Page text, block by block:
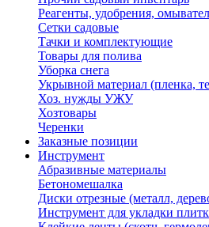
Реагенты, удобрения,
Сетки садовые
Тачки и комплектующие
Товары для полива
Уборка снега
Укрывной материал (пленка,
Хоз. нужды УЖУ
Хозтовары
Черенки
Заказные позиции
Инструмент
Абразивные материалы
Бетономешалка
Диски отрезные (металл,
Инструмент для укладки